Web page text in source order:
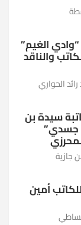
الغيم”
والناقد
الحواري
سيدة بن
جسدي”
جازية
أمين